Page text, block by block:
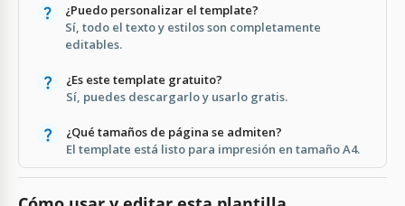
¿Puedo personalizar el template?
Sí, todo el texto y estilos son completamente
editables.
¿Es este template gratuito?
Sí, puedes descargarlo y usarlo gratis.
¿Qué tamaños de página se admiten?
El template está listo para impresión en tamaño A4.